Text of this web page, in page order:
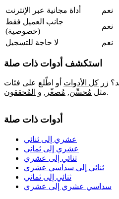
أداة مجانية عبر الإنترنت
نعم
جانب العميل فقط
(خصوصية)
نعم
لا حاجة للتسجيل
نعم
استكشف أدوات ذات صلة
زر كل الأدوات أو اطّلع على فئات
مثل مُحسِّن, مُصغّر , و المُحققون .
أدوات ذات صلة
عشري إلى ثنائي
عشري إلى ثماني
ثنائي إلى عشري
ثنائي إلى سداسي عشري
ثنائي إلى ثماني
سداسي عشري إلى عشري